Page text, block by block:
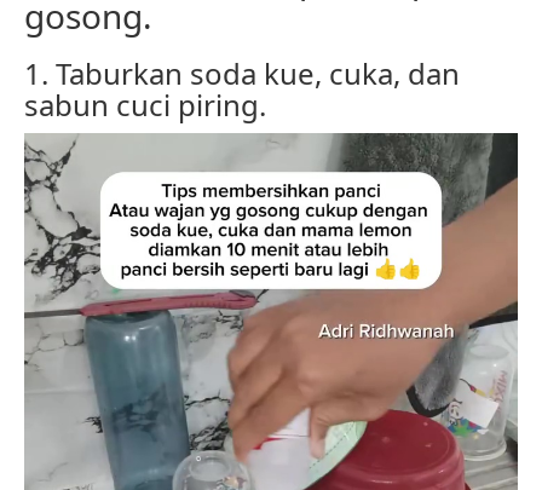
gosong.
1. Taburkan soda kue, cuka, dan
sabun cuci piring.